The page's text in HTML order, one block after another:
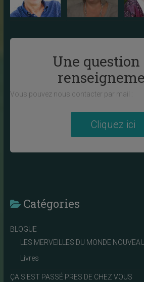
Une question
Vous pouvez nous contacter par mail :
Cliquez ici
Catégories
BLOGUE
LES MERVEILLES DU MONDE NOUVEAU
Livres
ÇA S'EST PASSÉ PRES DE CHEZ VOUS